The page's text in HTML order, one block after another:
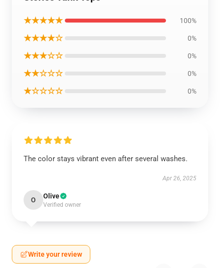
★★★★★ 100%
★★★★☆ 0%
★★★☆☆ 0%
★★☆☆☆ 0%
★☆☆☆☆ 0%
The color stays vibrant even after several washes.
Apr 26, 2025
O Olive
Verified owner
Write your review